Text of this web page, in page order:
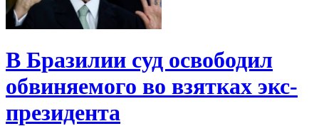
В Бразилии суд освободил
обвиняемого во взятках экс-
президента